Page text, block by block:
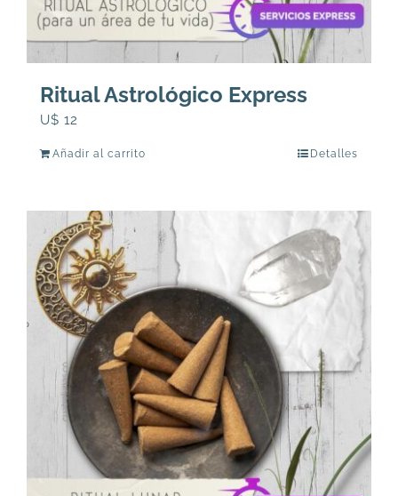
Ritual Astrológico Express
U$ 12
Añadir al carrito Detalles